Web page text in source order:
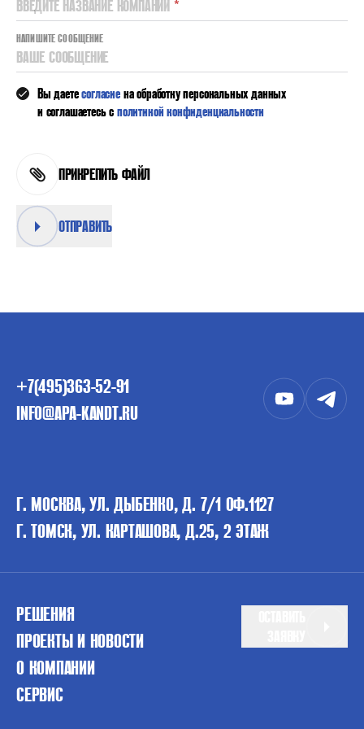
ВВЕДИТЕ НАЗВАНИЕ КОМПАНИИ *
НАПИШИТЕ СООБЩЕНИЕ
ВАШЕ СООБЩЕНИЕ
Вы даетесогласиена обработку персональных данных
и соглашаетесь сполитикой конфиденциальности
ПРИКРЕПИТЬ ФАЙЛ
ОТПРАВИТЬ
+7(495)363-52-91
INFO@APA-KANDT.RU
Г. МОСКВА, УЛ. ДЫБЕНКО, Д. 7/1 ОФ.1127
Г. ТОМСК, УЛ. КАРТАШОВА, Д.25, 2 ЭТАЖ
РЕШЕНИЯ
ПРОЕКТЫ И НОВОСТИ
О КОМПАНИИ
СЕРВИС